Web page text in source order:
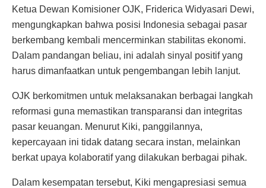
Ketua Dewan Komisioner OJK, Friderica Widyasari Dewi,
mengungkapkan bahwa posisi Indonesia sebagai pasar
berkembang kembali mencerminkan stabilitas ekonomi.
Dalam pandangan beliau, ini adalah sinyal positif yang
harus dimanfaatkan untuk pengembangan lebih lanjut.
OJK berkomitmen untuk melaksanakan berbagai langkah
reformasi guna memastikan transparansi dan integritas
pasar keuangan. Menurut Kiki, panggilannya,
kepercayaan ini tidak datang secara instan, melainkan
berkat upaya kolaboratif yang dilakukan berbagai pihak.
Dalam kesempatan tersebut, Kiki mengapresiasi semua